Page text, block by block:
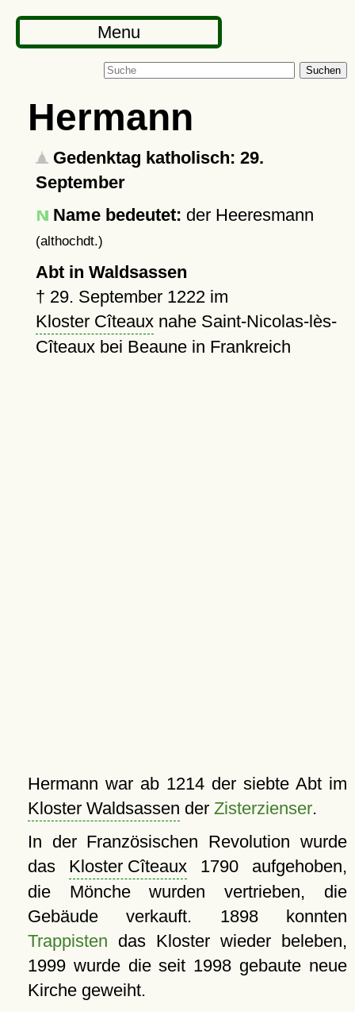
Menu
Suchen
Hermann
Gedenktag katholisch: 29.
September
Name bedeutet: der Heeresmann
(althochdt.)
Abt in Waldsassen
† 29. September 1222im
Kloster Cîteauxnahe Saint-Nicolas-lès-
Cîteaux bei Beaune in Frankreich
Hermann war ab 1214 der siebte Abt im
Kloster Waldsassen der Zisterzienser.
In der Französischen Revolution wurde
das Kloster Cîteaux1790 aufgehoben,
die Mönche wurden vertrieben, die
Gebäude verkauft. 1898 konnten
Trappisten das Kloster wieder beleben,
1999 wurde die seit 1998 gebaute neue
Kirche geweiht.